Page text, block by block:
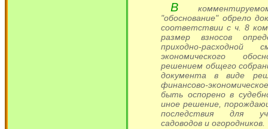
В
"обоснование" обрело
соответствии с ч. 8
размер взносов
приходно-
экономического
решением общего
документа в виде
финансово-
быть оспорено в
иное решение,
последствия для
садоводов и огородников.